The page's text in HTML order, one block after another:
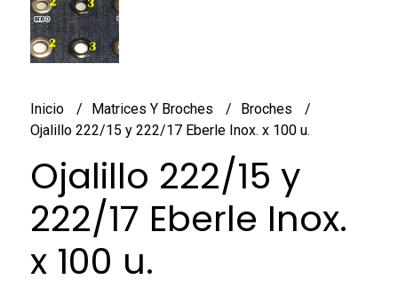
Inicio Matrices Y Broches
Broches
Ojalillo 222/15 y 222/17 Eberle Inox. x 100 u.
Ojalillo 222/15 y
222/17 Eberle Inox.
x 100 u.